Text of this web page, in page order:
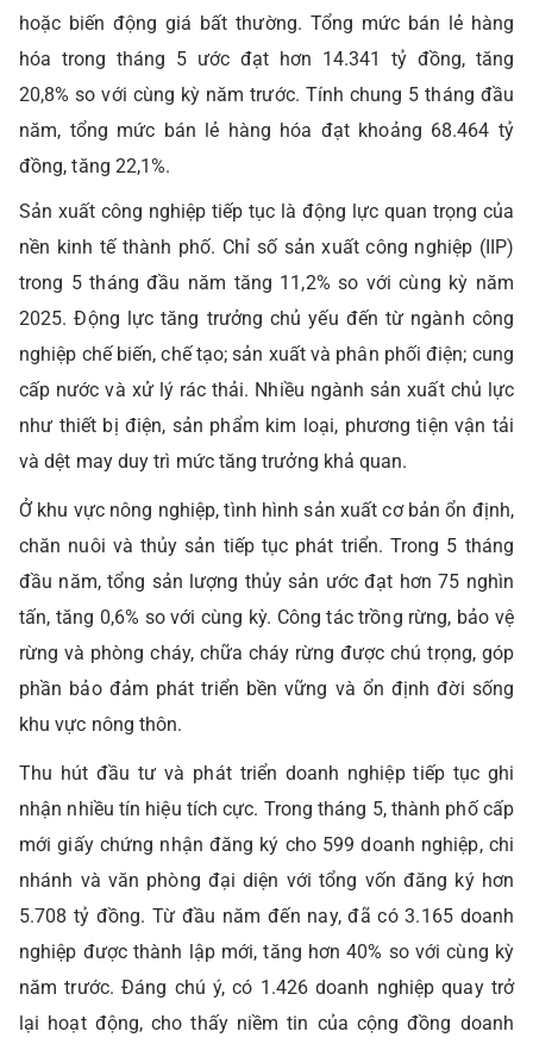
hoặc biến động giá bất thường. Tổng mức bán lẻ hàng
hóa trong tháng 5 ước đạt hơn 14.341 tỷ đồng, tăng
20,8% so với cùng kỳ năm trước. Tính chung 5 tháng đầu
năm, tổng mức bán lẻ hàng hóa đạt khoảng 68.464 tỷ
đồng, tăng 22,1%.
Sản xuất công nghiệp tiếp tục là động lực quan trọng của
nền kinh tế thành phố. Chỉ số sản xuất công nghiệp (IIP)
trong 5 tháng đầu năm tăng 11,2% so với cùng kỳ năm
2025. Động lực tăng trưởng chủ yếu đến từ ngành công
nghiệp chế biến, chế tạo; sản xuất và phân phối điện; cung
cấp nước và xử lý rác thải. Nhiều ngành sản xuất chủ lực
như thiết bị điện, sản phẩm kim loại, phương tiện vận tải
và dệt may duy trì mức tăng trưởng khả quan.
Ở khu vực nông nghiệp, tình hình sản xuất cơ bản ổn định,
chăn nuôi và thủy sản tiếp tục phát triển. Trong 5 tháng
đầu năm, tổng sản lượng thủy sản ước đạt hơn 75 nghìn
tấn, tăng 0,6% so với cùng kỳ. Công tác trồng rừng, bảo vệ
rừng và phòng cháy, chữa cháy rừng được chú trọng, góp
phần bảo đảm phát triển bền vững và ổn định đời sống
khu vực nông thôn.
Thu hút đầu tư và phát triển doanh nghiệp tiếp tục ghi
nhận nhiều tín hiệu tích cực. Trong tháng 5, thành phố cấp
mới giấy chứng nhận đăng ký cho 599 doanh nghiệp, chi
nhánh và văn phòng đại diện với tổng vốn đăng ký hơn
5.708 tỷ đồng. Từ đầu năm đến nay, đã có 3.165 doanh
nghiệp được thành lập mới, tăng hơn 40% so với cùng kỳ
năm trước. Đáng chú ý, có 1.426 doanh nghiệp quay trở
lại hoạt động, cho thấy niềm tin của cộng đồng doanh